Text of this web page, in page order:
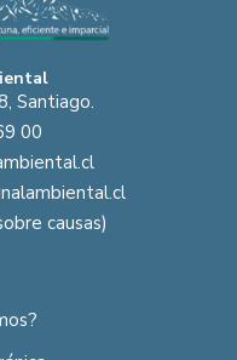
Santiago.
00
causas)